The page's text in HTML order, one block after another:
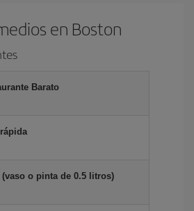
en Boston
Barato
(vaso o pinta de 0.5 litros)